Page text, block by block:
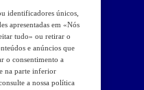
identificadores únicos,
apresentadas em «Nós
tudo» ou retirar o
e anúncios que
o consentimento a
na parte inferior
a nossa política